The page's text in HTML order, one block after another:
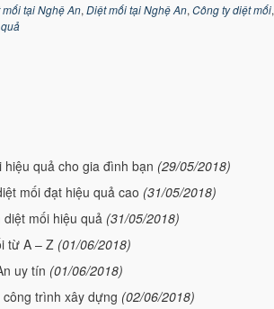
tại Nghệ An, Diệt mối tại Nghệ An, Công ty diệt mối,
quả cho gia đình bạn (29/05/2018)
mối đạt hiệu quả cao (31/05/2018)
mối hiệu quả (31/05/2018)
từ A – Z (01/06/2018)
uy tín (01/06/2018)
trình xây dựng (02/06/2018)